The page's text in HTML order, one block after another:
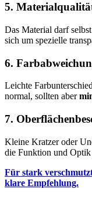
5.
Das Material darf selbst
sich um spezielle
6.
Leichte
normal, sollten aber
7.
Kleine Kratzer oder
die Funktion und Optik
Für stark
klare Empfehlung.